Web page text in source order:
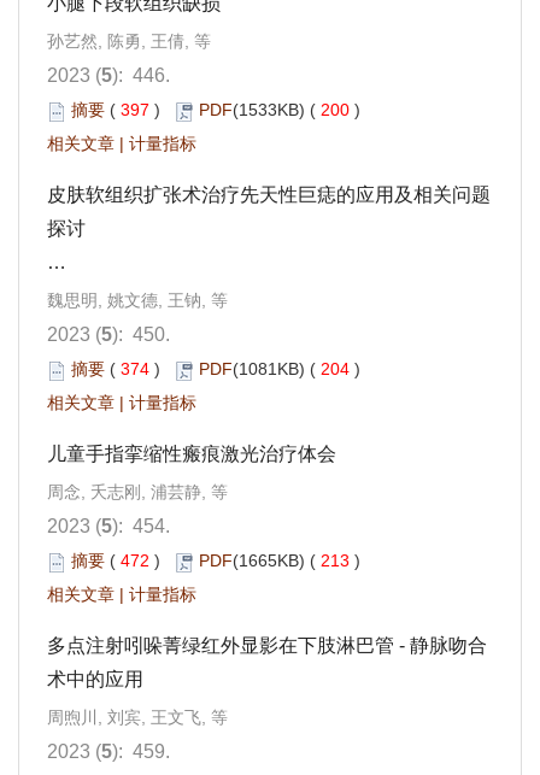
孙艺然, 陈勇, 王倩, 等
2023 (5): 446.
摘要 ( 397 ) PDF(1533KB) ( 200 )
相关文章 | 计量指标
皮肤软组织扩张术治疗先天性巨痣的应用及相关问题
探讨
…
魏思明, 姚文德, 王钠, 等
2023 (5): 450.
摘要 ( 374 ) PDF(1081KB) ( 204 )
相关文章 | 计量指标
儿童手指挛缩性瘢痕激光治疗体会
周念, 夭志刚, 浦芸静, 等
2023 (5): 454.
摘要 ( 472 ) PDF(1665KB) ( 213 )
相关文章 | 计量指标
多点注射吲哚菁绿红外显影在下肢淋巴管 - 静脉吻合
术中的应用
周煦川, 刘宾, 王文飞, 等
2023 (5): 459.